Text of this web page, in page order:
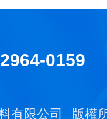
0159
有限公司
版權